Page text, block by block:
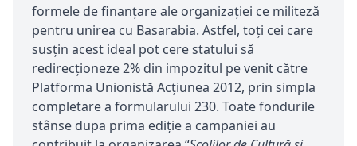
formele de finanțare ale organizației ce militeză
pentru unirea cu Basarabia. Astfel, toți cei care
susțin acest ideal pot cere statului să
redirecționeze 2% din impozitul pe venit către
Platforma Unionistă Acțiunea 2012, prin simpla
completare a formularului 230. Toate fondurile
stânse dupa prima ediție a campaniei au